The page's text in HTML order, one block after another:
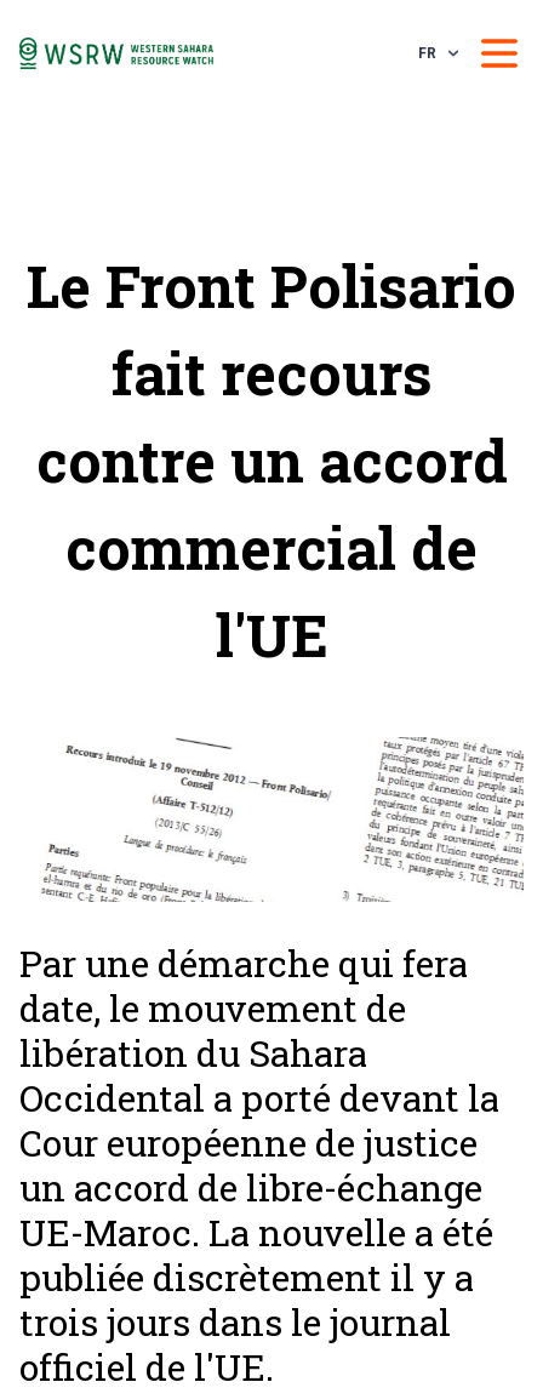
FR
Le Front Polisario
fait recours
contre un accord
commercial de
l'UE
Par une démarche qui fera
date, le mouvement de
libération du Sahara
Occidental a porté devant la
Cour européenne de justice
un accord de libre-échange
UE-Maroc. La nouvelle a été
publiée discrètement il y a
trois jours dans le journal
officiel de l'UE.